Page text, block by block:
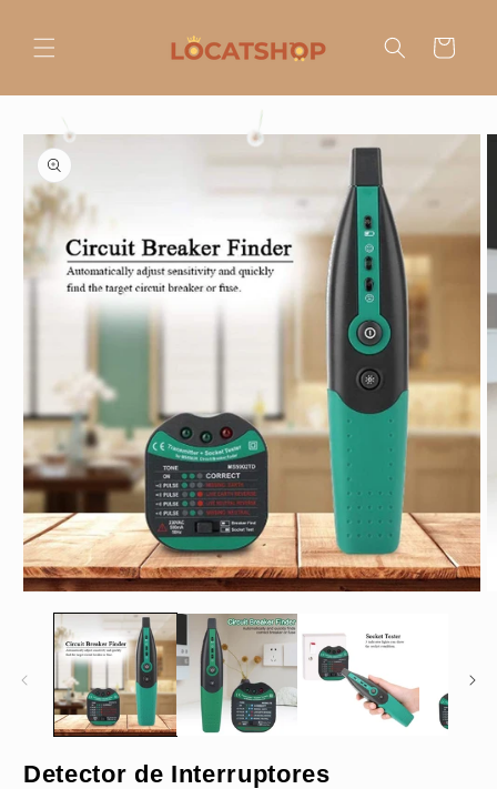
al contenido
Carrito
directamente
a la
información
del producto
elemento
multimedia
una
ventana
modal
Detector de Interruptores